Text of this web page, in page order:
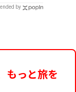
by
もっと旅を